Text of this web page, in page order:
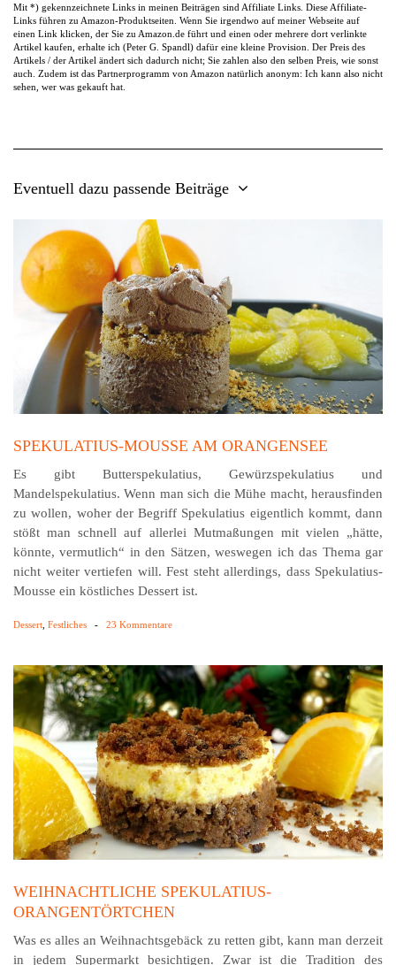
Mit *) gekennzeichnete Links in meinen Beiträgen sind Affiliate Links. Diese Affiliate-
Links führen zu Amazon-Produktseiten. Wenn Sie irgendwo auf meiner Webseite auf
einen Link klicken, der Sie zu Amazon.de führt und einen oder mehrere dort verlinkte
Artikel kaufen, erhalte ich (Peter G. Spandl) dafür eine kleine Provision. Der Preis des
Artikels / der Artikel ändert sich dadurch nicht; Sie zahlen also den selben Preis, wie sonst
auch. Zudem ist das Partnerprogramm von Amazon natürlich anonym: Ich kann also nicht
sehen, wer was gekauft hat.
Eventuell dazu passende Beiträge
SPEKULATIUS-MOUSSE AM ORANGENSEE
Es gibt Butterspekulatius, Gewürzspekulatius und
Mandelspekulatius. Wenn man sich die Mühe macht, herausfinden
zu wollen, woher der Begriff Spekulatius eigentlich kommt, dann
stößt man schnell auf allerlei Mutmaßungen mit vielen „hätte,
könnte, vermutlich“ in den Sätzen, weswegen ich das Thema gar
nicht weiter vertiefen will. Fest steht allerdings, dass Spekulatius-
Mousse ein köstliches Dessert ist.
Dessert Festliches - 23 Kommentare
WEIHNACHTLICHE SPEKULATIUS-
ORANGENTÖRTCHEN
Was es alles an Weihnachtsgebäck zu retten gibt, kann man derzeit
in jedem Supermarkt besichtigen. Zwar ist die Tradition des